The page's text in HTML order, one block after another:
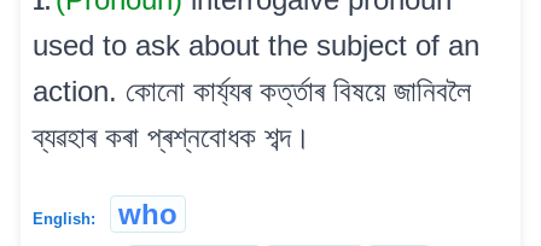
used to ask about the subject of an
action. কোনো কাৰ্য্যৰ কৰ্ত্তাৰ বিষয়ে জানিবলৈ
ব্যৱহাৰ কৰা প্ৰশ্নবোধক শব্দ।
English: who